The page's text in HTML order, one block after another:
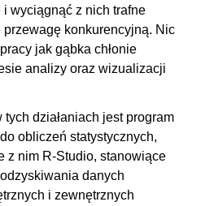
00:07:26
00:02:44
00:03:15
00:05:50
modelowanie
00:55:45
jej
OGLĄDAJ »
i wyciągnąć z nich trafne
konkurencyjną. Nic
jak gąbka chłonie
analizy oraz wizualizacji
działaniach jest program
obliczeń statystycznych,
z nim R-Studio, stanowiące
danych
i zewnętrznych